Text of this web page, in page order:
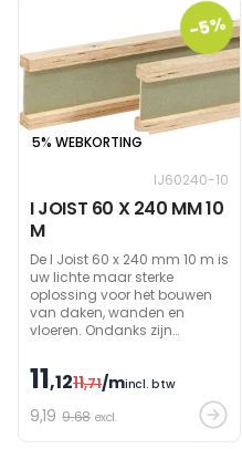
-5%
5% WEBKORTING
IJ60240-10
I JOIST 60 X 240 MM 10
M
De I Joist 60 x 240 mm 10 m is
uw lichte maar sterke
oplossing voor het bouwen
van daken, wanden en
vloeren. Ondanks zijn
een hoog draagvermogen
waarmee grote spanwijdtes
overbrugd kunnen worden.
Beschikbaar in andere
11,1211,71/mincl. btw
9,19 9.68 excl.